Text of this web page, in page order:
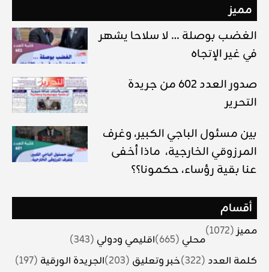
مميز
الغضب بوصلة … لا سلاحا يشهر
في غير الإتجاه
صدور العدد 602 من جريدة
التحرير
بين مسئول الباجي الكبير، وغرف
المرزوقي الخارجية، ماذا أخفى
عنا بقية رؤساء، حكمونا؟؟
أقسام
مميز(1072)
محلي (665) اقليمي ودولي (343)
كلمة العدد (322) خبر وتعليق (203) الجريدة الورقية (197)